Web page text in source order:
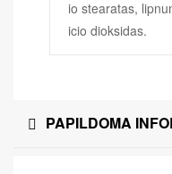
io stearatas,
icio dioksidas.
PAPILDOMA